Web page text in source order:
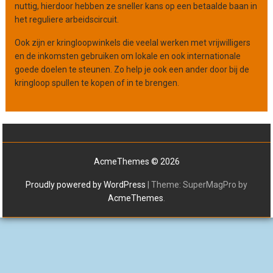
nuttig, hierdoor hebben ze sneller kans op een betaalde baan in
het reguliere arbeidscircuit.
Ook zijn er kringloopwinkels die veelal werken met vrijwilligers
en de inkomsten gebruiken om lokale en ook internationale
goede doelen te steunen. Zo help je ook een ander door bij de
kringloop spullen te kopen of in te brengen.
AcmeThemes © 2026
Proudly powered by WordPress
Theme: SuperMagPro by
AcmeThemes